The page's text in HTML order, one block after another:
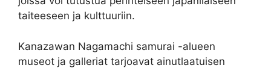
taiteeseen ja kulttuuriin.
Kanazawan Nagamachi samurai -alueen
museot ja galleriat tarjoavat ainutlaatuisen